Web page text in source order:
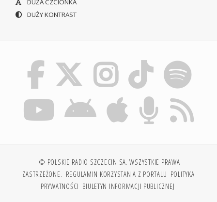
DUŻA CZCIONKA
DUŻY KONTRAST
© POLSKIE RADIO SZCZECIN SA. WSZYSTKIE PRAWA
ZASTRZEŻONE. REGULAMIN KORZYSTANIA Z PORTALU POLITYKA
PRYWATNOŚCI BIULETYN INFORMACJI PUBLICZNEJ